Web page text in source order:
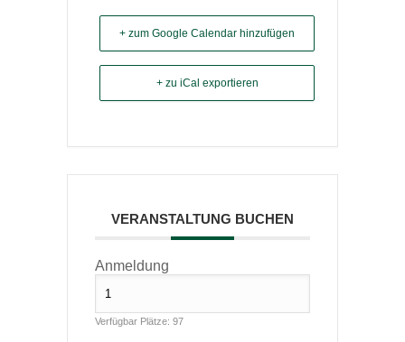
+ zum Google Calendar hinzufügen
+ zu iCal exportieren
VERANSTALTUNG BUCHEN
Anmeldung
Verfügbar Plätze: 97